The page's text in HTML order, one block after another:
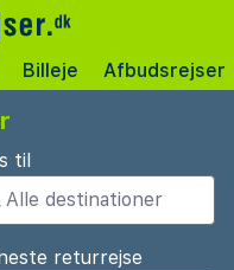
Billeje Afbudsrejser
til
returrejse